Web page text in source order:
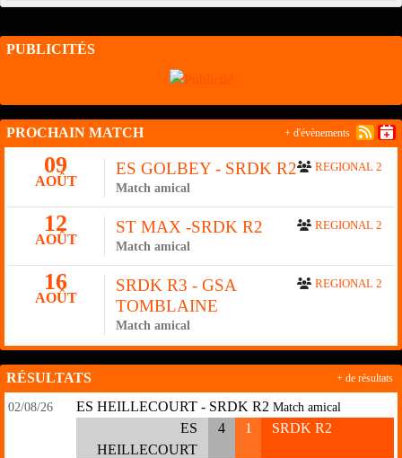
PUBLICITÉS
PROCHAIN MATCH
09
AOÛT
REGIONAL 2
ES GOLBEY - SRDK R2
Match amical
12
AOÛT
REGIONAL 2
ST MAX -SRDK R2
Match amical
16
AOÛT
REGIONAL 2
SRDK R3 - GSA
TOMBLAINE
Match amical
+ d'évènements
RÉSULTATS
02/08/26 ES HEILLECOURT - SRDK R2 Match amical
ES
HEILLECOURT
4 1 SRDK R2
+ de résultats